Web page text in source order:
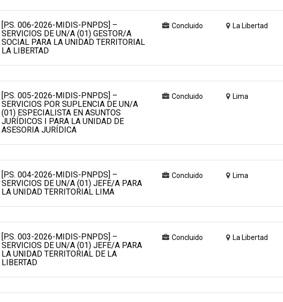
[P.S. 006-2026-MIDIS-PNPDS] –
SERVICIOS DE UN/A (01) GESTOR/A
SOCIAL PARA LA UNIDAD TERRITORIAL
LA LIBERTAD
Concluido La Libertad
[P.S. 005-2026-MIDIS-PNPDS] –
SERVICIOS POR SUPLENCIA DE UN/A
(01) ESPECIALISTA EN ASUNTOS
JURÍDICOS I PARA LA UNIDAD DE
ASESORIA JURÍDICA
Concluido Lima
[P.S. 004-2026-MIDIS-PNPDS] –
SERVICIOS DE UN/A (01) JEFE/A PARA
LA UNIDAD TERRITORIAL LIMA
Concluido Lima
[P.S. 003-2026-MIDIS-PNPDS] –
SERVICIOS DE UN/A (01) JEFE/A PARA
LA UNIDAD TERRITORIAL DE LA
LIBERTAD
Concluido La Libertad